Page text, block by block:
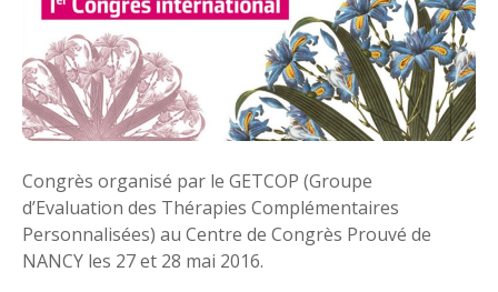
Congrès organisé par le GETCOP (Groupe
d’Evaluation des Thérapies Complémentaires
Personnalisées) au Centre de Congrès Prouvé de
NANCY les 27 et 28 mai 2016.